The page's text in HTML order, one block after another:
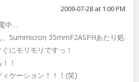
2009-07-28 at 1:00 PM
中…
、Summicron 35mmF2ASPHあたり処
にモリモリですっ！
！
ケーション！！！(笑)